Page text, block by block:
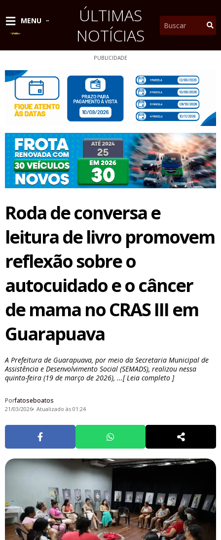
conteúdo
MENU
ÚLTIMAS
NOTÍCIAS
Pesquisar
PUBLICIDADE
Roda de conversa e
leitura de livro promovem
reflexão sobre o
autocuidado e o câncer
de mama no CRAS III em
Guarapuava
A Prefeitura de Guarapuava, por meio da Secretaria Municipal de
Assistência e Desenvolvimento Social (SEMADS), realizou nessa
quinta-feira (19 de março de 2026), ...[ Leia completo ]
Porfatoseboatos
21/03/2026 Atualizado às 01:24